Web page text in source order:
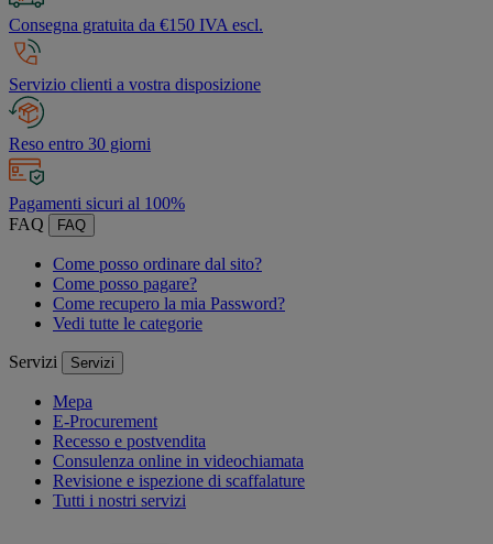
Consegna gratuita da €150 IVA escl.
Servizio clienti a vostra disposizione
Reso entro 30 giorni
Pagamenti sicuri al 100%
FAQ
FAQ
Come posso ordinare dal sito?
Come posso pagare?
Come recupero la mia Password?
Vedi tutte le categorie
Servizi Servizi
Mepa
E-Procurement
Recesso e postvendita
Consulenza online in videochiamata
Revisione e ispezione di scaffalature
Tutti i nostri servizi